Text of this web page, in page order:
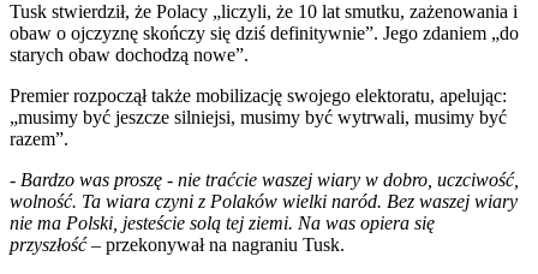
Tusk stwierdził, że Polacy „liczyli, że 10 lat smutku, zażenowania i
obaw o ojczyznę skończy się dziś definitywnie”. Jego zdaniem „do
starych obaw dochodzą nowe”.
Premier rozpoczął także mobilizację swojego elektoratu, apelując:
„musimy być jeszcze silniejsi, musimy być wytrwali, musimy być
razem”.
- Bardzo was proszę - nie traćcie waszej wiary w dobro, uczciwość,
wolność. Ta wiara czyni z Polaków wielki naród. Bez waszej wiary
nie ma Polski, jesteście solą tej ziemi. Na was opiera się
przyszłość– przekonywał na nagraniu Tusk.